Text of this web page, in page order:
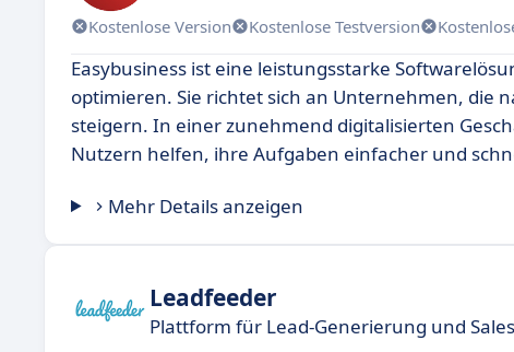
Kostenlose Version Kostenlose Testversion
Easybusiness ist eine leistungsstarke
optimieren. Sie richtet sich an Unternehmen, die
steigern. In einer zunehmend digitalisierten
Nutzern helfen, ihre Aufgaben einfacher und
Mehr Details anzeigen
Leadfeeder
Plattform für Lead-Generierung und